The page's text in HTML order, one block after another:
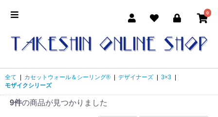
0
全て | カセットウォール＆シーリング® | デザイナーズ | 3×3 |
モザイクシリーズ
9件の商品が見つかりました